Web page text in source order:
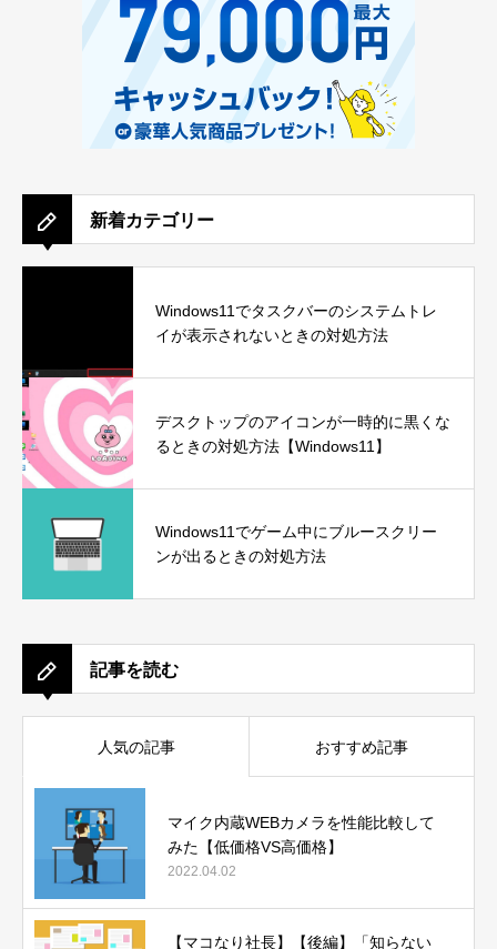
新着カテゴリー
Windows11でタスクバーのシステムトレ
イが表示されないときの対処方法
デスクトップのアイコンが一時的に黒くな
るときの対処方法【Windows11】
Windows11でゲーム中にブルースクリー
ンが出るときの対処方法
記事を読む
人気の記事 おすすめ記事
マイク内蔵WEBカメラを性能比較して
みた【低価格VS高価格】
2022.04.02
【マコなり社長】【後編】「知らない